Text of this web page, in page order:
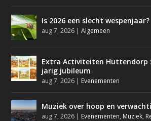
Is 2026 een slecht wespenjaar?
aug 7, 2026 |Algemeen
Extra Activiteiten Huttendorp
jarig jubileum
aug 7, 2026 | Evenementen
Muziek over hoop en
aug 7, 2026 | Evenementen, Muziek,